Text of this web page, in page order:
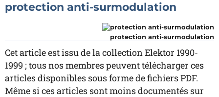
protection anti-surmodulation
protection anti-surmodulation
Cet article est issu de la collection Elektor 1990-
1999 ; tous nos membres peuvent télécharger ces
articles disponibles sous forme de fichiers PDF.
Même si ces articles sont moins documentés sur